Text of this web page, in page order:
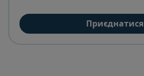
Приєднатися